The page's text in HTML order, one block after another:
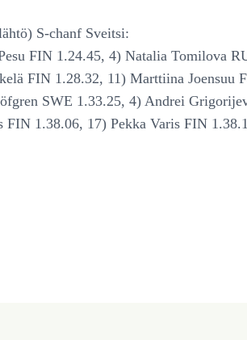
S-chanf Sveitsi:
FIN 1.24.45, 4) Natalia Tomilova
FIN 1.28.32, 11) Marttiina
SWE 1.33.25, 4) Andrei
1.38.06, 17) Pekka Varis FIN